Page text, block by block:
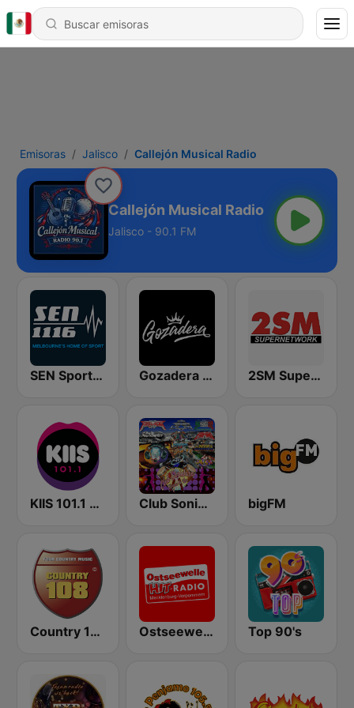
Emisoras Jalisco Callejón Musical Radio
Callejón Musical Radio
Jalisco - 90.1 FM
SEN Sports 1116 AM Gozadera FM 2SM Super Radio
KIIS 101.1 Melbourne Club Sonidero bigFM
Country 108 Ostseewelle Hit-Radio 105.6 Top 90's